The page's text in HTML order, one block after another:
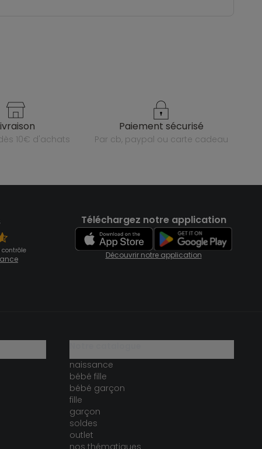
livraison
10€ d'achats
paiement sécurisé
par cb, paypal ou carte cadeau
contrôle
Téléchargez notre application
Découvrir notre application
naissance
bébé fille
bébé garçon
fille
garçon
soldes
outlet
nos thématiques